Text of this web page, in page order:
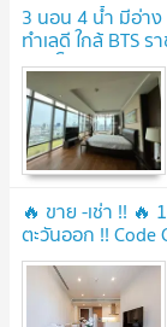
3 นอน 4 น้ำ มีอ่า
ทำเลดี ใกล้ BTS
คอนโด UPDATE !
🔥 ขาย -เช่า !!
ตะวันออก !! Code
สิก, ราคาพิเศษ